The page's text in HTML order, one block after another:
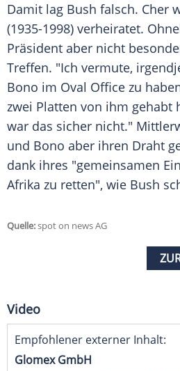
Damit lag Bush falsch. Cher
(1935-1998) verheiratet.
Präsident aber nicht
Treffen. "Ich vermute,
Bono im Oval Office zu
zwei Platten von ihm gehabt
war das sicher nicht."
und Bono aber ihren Draht
dank ihres "gemeinsamen
Afrika zu retten", wie Bush
Quelle:spot on news AG
Video
Empfohlener externer Inhalt:
Glomex GmbH